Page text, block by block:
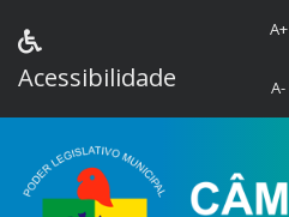
Acessibilidade
A+
A-